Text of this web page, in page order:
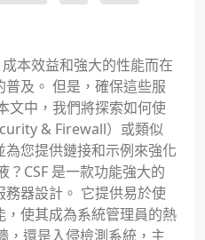
本效益和強大的性能而在
及。 但是，確保這些服
文中，我們將探索如何使
& Firewall）或類似
您提供鏈接和示例來強化
？CSF 是一款功能強大的
器設計。 它提供易於使
使其成為系統管理員的熱
，還是入侵檢測系統，主